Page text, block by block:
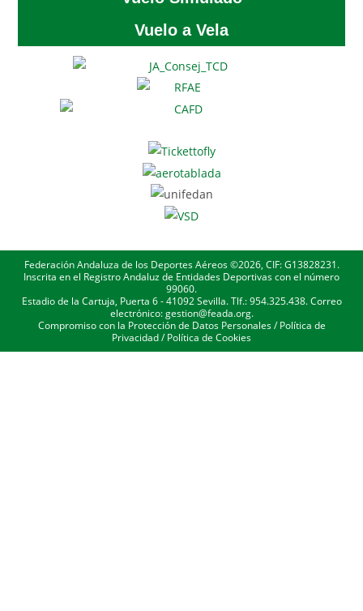
Vuelo a Vela
Federación Andaluza de los Deportes Aéreos ©2026, CIF: G13828231.
Inscrita en el Registro Andaluz de Entidades Deportivas con el número
99060.
Estadio de la Cartuja, Puerta 6 - 41092 Sevilla. Tlf.: 954.325.438. Correo
electrónico: gestion@feada.org.
Compromiso con la Protección de Datos Personales/Política de
Privacidad/Política de Cookies